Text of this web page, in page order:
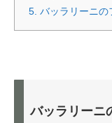
5. バッラリーニの
バッラリーニ